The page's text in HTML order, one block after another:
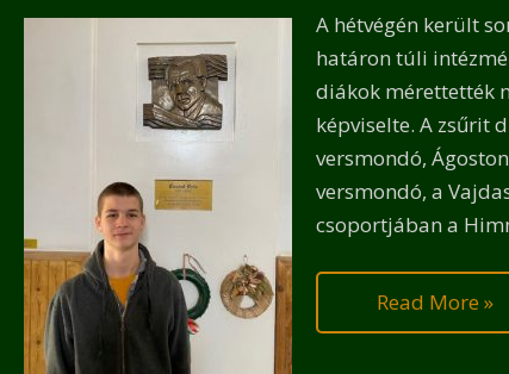
A hétvégén került
határon túli
diákok mérettették
képviselte. A zsűrit
versmondó,
versmondó, a
csoportjában a
Himnusz
és
Szózat
Read More »